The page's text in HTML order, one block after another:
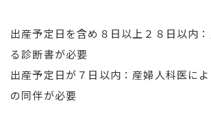
出産予定日を含め８日以上２８日以内
る診断書が必要
出産予定日が７日以内：産婦人科医に
の同伴が必要